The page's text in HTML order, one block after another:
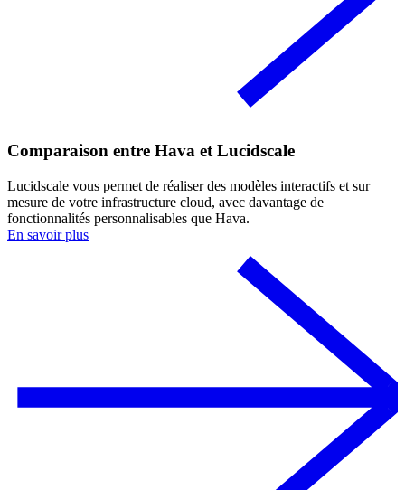
Comparaison entre Hava et Lucidscale
Lucidscale vous permet de réaliser des modèles interactifs et sur
mesure de votre infrastructure cloud, avec davantage de
fonctionnalités personnalisables que Hava.
En savoir plus